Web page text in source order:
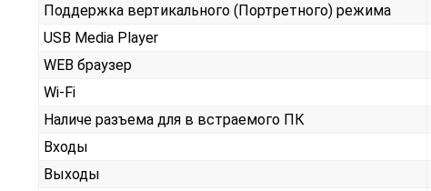
Поддержка вертикального (Портретного) режима
USB Media Player
WEB браузер
Wi-Fi
Наличе разъема для в встраемого ПК
Входы
Выходы